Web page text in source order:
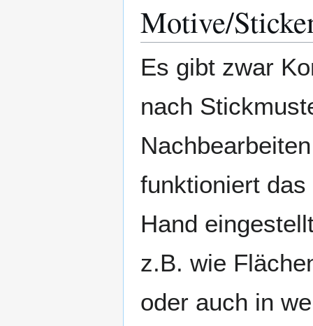
Motive/
Es gibt zwar
nach
funktioniert
Hand
z.B. wie
oder auch in